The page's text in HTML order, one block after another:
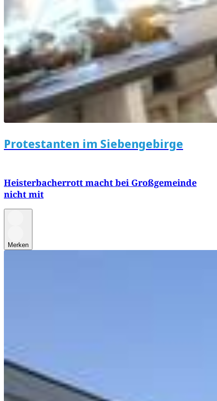
Protestanten im Siebengebirge
Heisterbacherrott macht bei Großgemeinde
nicht mit
Merken